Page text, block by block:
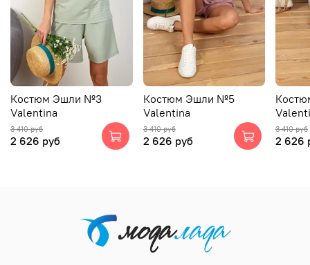
Костюм Эшли №3
Valentina
3 410 руб
2 626 руб
Костюм Эшли №5
Valentina
3 410 руб
2 626 руб
3 410 руб
2 626